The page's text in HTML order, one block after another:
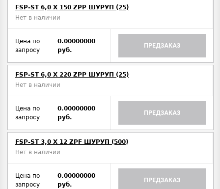
FSP-ST 6,0 X 150 ZPP ШУРУП (25)
Нет в наличии
Цена по
запросу
0.00000000
руб.
ПРЕДЗАКАЗ
FSP-ST 6,0 X 220 ZPP ШУРУП (25)
Нет в наличии
Цена по
запросу
0.00000000
руб.
ПРЕДЗАКАЗ
FSP-ST 3,0 X 12 ZPF ШУРУП (500)
Нет в наличии
Цена по
запросу
0.00000000
руб.
ПРЕДЗАКАЗ